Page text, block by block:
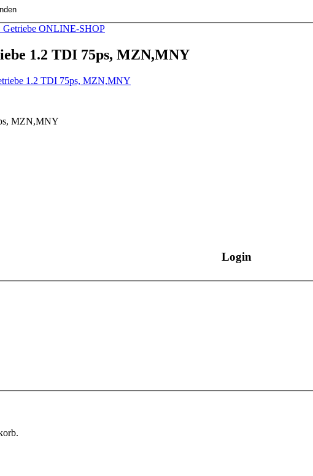
Getriebe ONLINE-SHOP
1.2 TDI 75ps, MZN,MNY
MZN,MNY
Login